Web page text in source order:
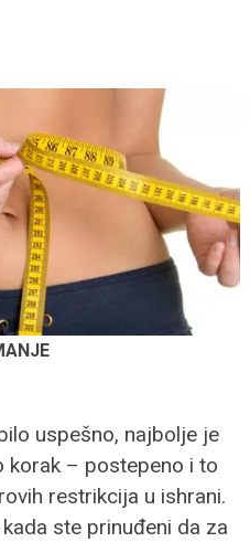
uspešno, najbolje je
korak – postepeno i to
restrikcija u ishrani.
ste prinuđeni da za